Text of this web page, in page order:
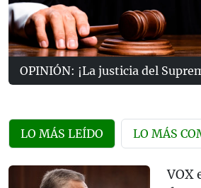
OPINIÓN: ¡La justicia del
LO MÁS LEÍDO LO MÁS
VOX